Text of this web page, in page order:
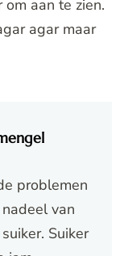
aan te zien.
agar maar
problemen
van
Suiker